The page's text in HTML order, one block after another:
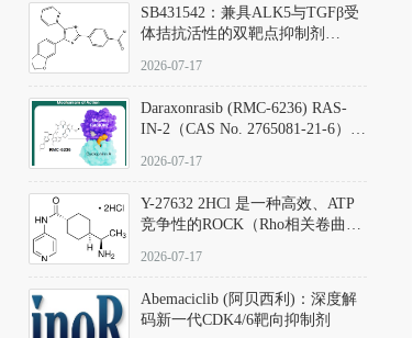
SB431542：兼具ALK5与TGFβ受
体拮抗活性的双靶点抑制剂
D801067）
2026-07-17
Daraxonrasib (RMC-6236) RAS-
IN-2（CAS No. 2765081-21-6）：
向KRAS/NRAS/HRAS的广谱RAS
2026-07-17
Y-27632 2HCl 是一种高效、ATP
竞争性的ROCK（Rho相关卷曲螺
同等抑制ROCK1与ROCK2；其通
过精准嵌入激酶的ATP结合位点
发挥抑制作用，对ROCK1和
ROCK2的解离常数（Ki）分别为
2026-07-17
Abemaciclib (阿贝西利)：深度解
码新一代CDK4/6靶向抑制剂